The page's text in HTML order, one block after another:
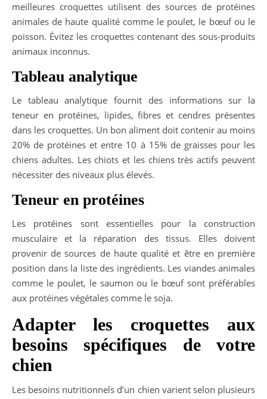
meilleures croquettes utilisent des sources de protéines
animales de haute qualité comme le poulet, le bœuf ou le
poisson. Évitez les croquettes contenant des sous-produits
animaux inconnus.
Tableau analytique
Le tableau analytique fournit des informations sur la
teneur en protéines, lipides, fibres et cendres présentes
dans les croquettes. Un bon aliment doit contenir au moins
20% de protéines et entre 10 à 15% de graisses pour les
chiens adultes. Les chiots et les chiens très actifs peuvent
nécessiter des niveaux plus élevés.
Teneur en protéines
Les protéines sont essentielles pour la construction
musculaire et la réparation des tissus. Elles doivent
provenir de sources de haute qualité et être en première
position dans la liste des ingrédients. Les viandes animales
comme le poulet, le saumon ou le bœuf sont préférables
aux protéines végétales comme le soja.
Adapter les croquettes aux
besoins spécifiques de votre
chien
Les besoins nutritionnels d’un chien varient selon plusieurs